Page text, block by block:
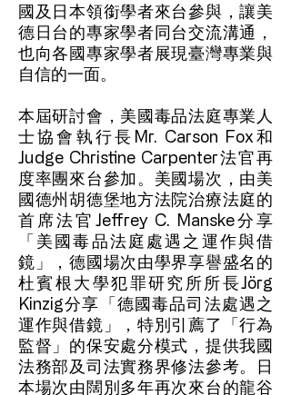
國及日本領銜學者來台參與，讓美
德日台的專家學者同台交流溝通，
也向各國專家學者展現臺灣專業與
自信的一面。
本屆研討會，美國毒品法庭專業人
士協會執行長Mr. Carson Fox和
Judge Christine Carpenter法官再
度率團來台參加。美國場次，由美
國德州胡德堡地方法院治療法庭的
首席法官Jeffrey C. Manske分享
「美國毒品法庭處遇之運作與借
鏡」，德國場次由學界享譽盛名的
杜賓根大學犯罪研究所所長Jörg
Kinzig分享「德國毒品司法處遇之
運作與借鏡」，特別引薦了「行為
監督」的保安處分模式，提供我國
法務部及司法實務界修法參考。日
本場次由闊別多年再次來台的龍谷